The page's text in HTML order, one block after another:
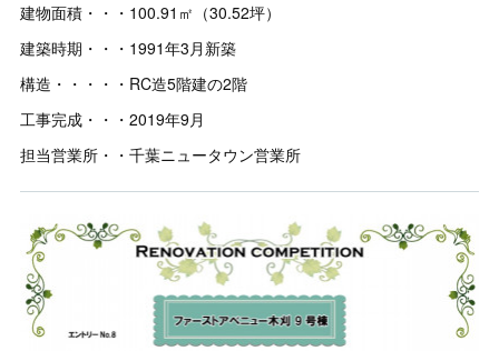
建物面積・・・100.91㎡（30.52坪）
建築時期・・・1991年3月新築
構造・・・・・RC造5階建の2階
工事完成・・・2019年9月
担当営業所・・千葉ニュータウン営業所